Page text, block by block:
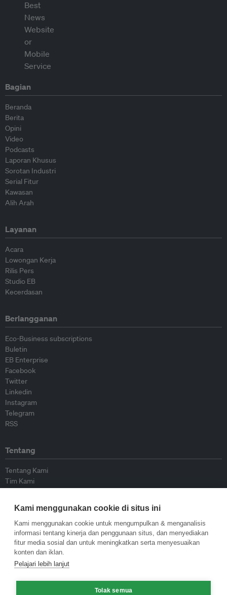
Bagian
Beranda
Berita
Opini
Video
Podcasts
Laporan Khusus
Sorotan Industri
Serial Fitur
Kawasan
Alih Arah
Layanan
Acara
Lowongan Kerja
Rilis Pers
Studio EB
Kecerdasan
Berlangganan
Eco-Business subscriptions
Buletin
EB Enterprise
Facebook
Twitter
Linkedin
Instagram
Telegram
RSS
Tentang
Tentang Kami
Tim Kami
Kontributor
Hubungi Kami
Kebijakan
Pedoman Penerbitan Ulang
Pedoman Op-ed
Kami menggunakan cookie di situs ini
Kami menggunakan cookie untuk mengumpulkan & menganalisis
informasi tentang kinerja dan penggunaan situs, dan menyediakan
fitur media sosial dan untuk meningkatkan serta menyesuaikan
konten dan iklan.
Pelajari lebih lanjut
Tolak semua